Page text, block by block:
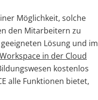
Möglichkeit, solche
den Mitarbeitern zu
Lösung und im
Workspace in der Cloud
kostenlos
alle Funktionen bietet,